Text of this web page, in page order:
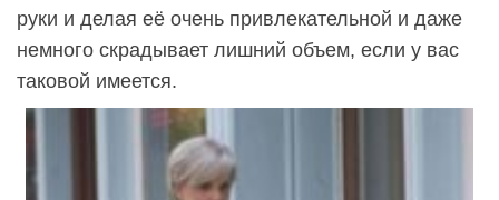
руки и делая её очень привлекательной и даже
немного скрадывает лишний объем, если у вас
таковой имеется.